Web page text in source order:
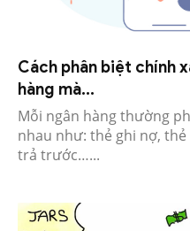
Cách phân biệt chính
hàng mà...
Mỗi ngân hàng thường
nhau như: thẻ ghi nợ,
trả trước…...